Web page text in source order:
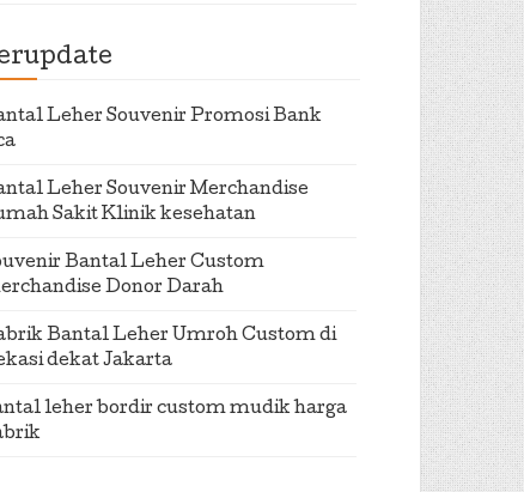
Leher Souvenir Promosi Bank
Leher Souvenir Merchandise
Sakit Klinik kesehatan
Bantal Leher Custom
Donor Darah
Bantal Leher Umroh Custom di
dekat Jakarta
leher bordir custom mudik harga